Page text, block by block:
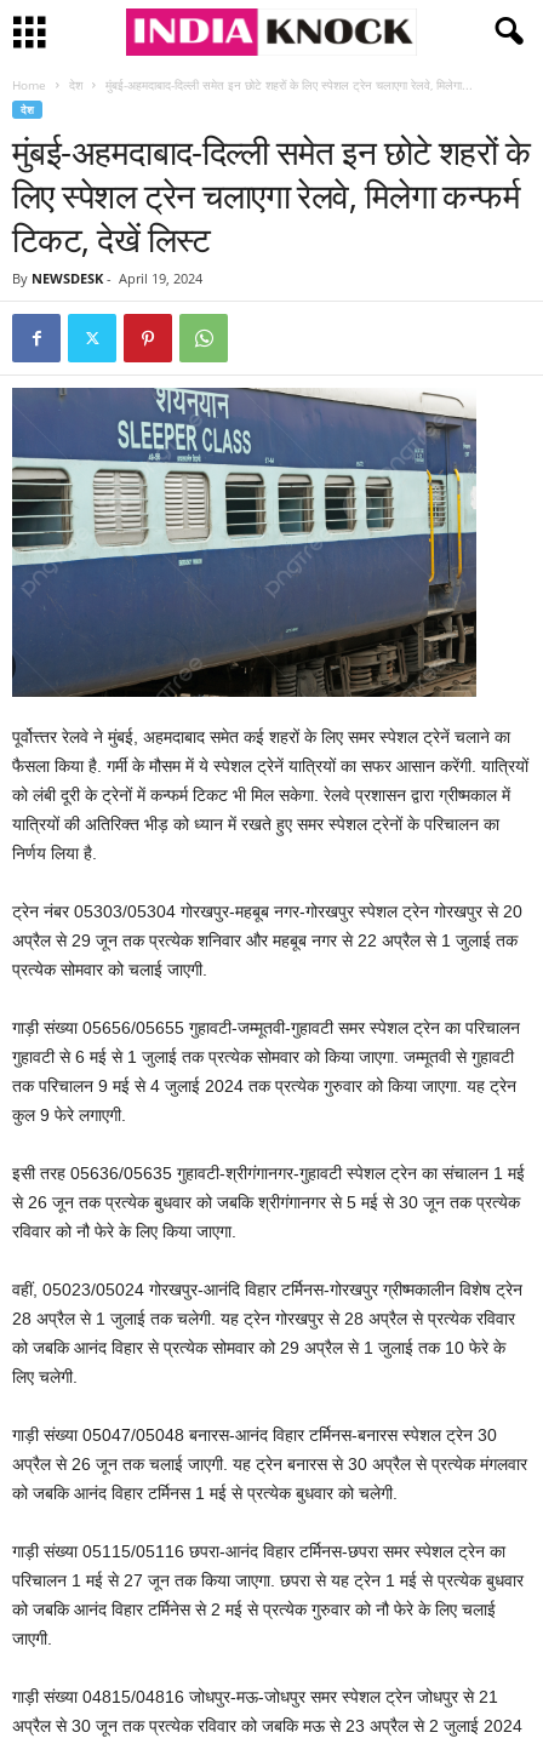
Home देश मुंबई-अहमदाबाद-दिल्ली समेत इन छोटे शहरों के लिए स्पेशल ट्रेन चलाएगा रेलवे, मिलेगा...
देश
मुंबई-अहमदाबाद-दिल्ली समेत इन छोटे शहरों के
लिए स्पेशल ट्रेन चलाएगा रेलवे, मिलेगा कन्फर्म
टिकट, देखें लिस्ट
By NEWSDESK - April 19, 2024
पूर्वोत्त्तर रेलवे ने मुंबई, अहमदाबाद समेत कई शहरों के लिए समर स्पेशल ट्रेनें चलाने का
फैसला किया है. गर्मी के मौसम में ये स्पेशल ट्रेनें यात्रियों का सफर आसान करेंगी. यात्रियों
को लंबी दूरी के ट्रेनों में कन्फर्म टिकट भी मिल सकेगा. रेलवे प्रशासन द्वारा ग्रीष्मकाल में
यात्रियों की अतिरिक्त भीड़ को ध्यान में रखते हुए समर स्पेशल ट्रेनों के परिचालन का
निर्णय लिया है.
ट्रेन नंबर 05303/05304 गोरखपुर-महबूब नगर-गोरखपुर स्पेशल ट्रेन गोरखपुर से 20
अप्रैल से 29 जून तक प्रत्येक शनिवार और महबूब नगर से 22 अप्रैल से 1 जुलाई तक
प्रत्येक सोमवार को चलाई जाएगी.
गाड़ी संख्या 05656/05655 गुहावटी-जम्मूतवी-गुहावटी समर स्पेशल ट्रेन का परिचालन
गुहावटी से 6 मई से 1 जुलाई तक प्रत्येक सोमवार को किया जाएगा. जम्मूतवी से गुहावटी
तक परिचालन 9 मई से 4 जुलाई 2024 तक प्रत्येक गुरुवार को किया जाएगा. यह ट्रेन
कुल 9 फेरे लगाएगी.
इसी तरह 05636/05635 गुहावटी-श्रीगंगानगर-गुहावटी स्पेशल ट्रेन का संचालन 1 मई
से 26 जून तक प्रत्येक बुधवार को जबकि श्रीगंगानगर से 5 मई से 30 जून तक प्रत्येक
रविवार को नौ फेरे के लिए किया जाएगा.
वहीं, 05023/05024 गोरखपुर-आनंदि विहार टर्मिनस-गोरखपुर ग्रीष्मकालीन विशेष ट्रेन
28 अप्रैल से 1 जुलाई तक चलेगी. यह ट्रेन गोरखपुर से 28 अप्रैल से प्रत्येक रविवार
को जबकि आनंद विहार से प्रत्येक सोमवार को 29 अप्रैल से 1 जुलाई तक 10 फेरे के
लिए चलेगी.
गाड़ी संख्या 05047/05048 बनारस-आनंद विहार टर्मिनस-बनारस स्पेशल ट्रेन 30
अप्रैल से 26 जून तक चलाई जाएगी. यह ट्रेन बनारस से 30 अप्रैल से प्रत्येक मंगलवार
को जबकि आनंद विहार टर्मिनस 1 मई से प्रत्येक बुधवार को चलेगी.
गाड़ी संख्या 05115/05116 छपरा-आनंद विहार टर्मिनस-छपरा समर स्पेशल ट्रेन का
परिचालन 1 मई से 27 जून तक किया जाएगा. छपरा से यह ट्रेन 1 मई से प्रत्येक बुधवार
को जबकि आनंद विहार टर्मिनेस से 2 मई से प्रत्येक गुरुवार को नौ फेरे के लिए चलाई
जाएगी.
गाड़ी संख्या 04815/04816 जोधपुर-मऊ-जोधपुर समर स्पेशल ट्रेन जोधपुर से 21
अप्रैल से 30 जून तक प्रत्येक रविवार को जबकि मऊ से 23 अप्रैल से 2 जुलाई 2024